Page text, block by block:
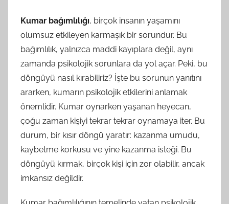
Kumar bağımlılığı, birçok insanın yaşamını
olumsuz etkileyen karmaşık bir sorundur. Bu
bağımlılık, yalnızca maddi kayıplara değil, aynı
zamanda psikolojik sorunlara da yol açar. Peki, bu
döngüyü nasıl kırabiliriz? İşte bu sorunun yanıtını
ararken, kumarın psikolojik etkilerini anlamak
önemlidir. Kumar oynarken yaşanan heyecan,
çoğu zaman kişiyi tekrar tekrar oynamaya iter. Bu
durum, bir kısır döngü yaratır: kazanma umudu,
kaybetme korkusu ve yine kazanma isteği. Bu
döngüyü kırmak, birçok kişi için zor olabilir, ancak
imkansız değildir.